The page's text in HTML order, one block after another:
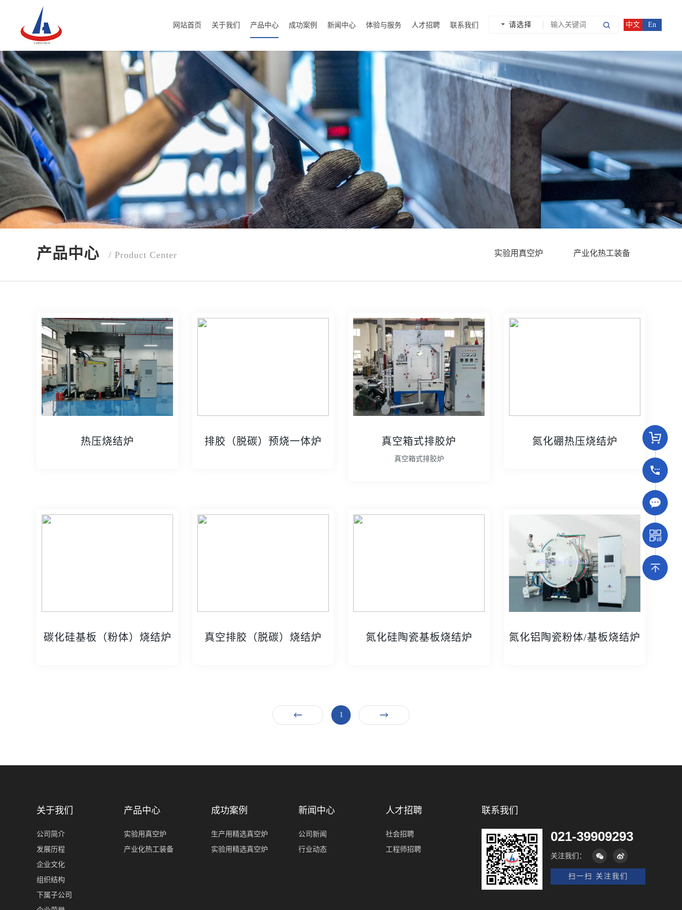
请选择 中文 En
网站首页 关于我们 产品中心 成功案例 新闻中心 体验与服务 人才招聘 联系我们
产品中心 / Product Center 实验用真空炉 产业化热工装备
热压烧结炉 排胶（脱碳）预烧一体炉 真空箱式排胶炉
真空箱式排胶炉
氮化硼热压烧结炉
碳化硅基板（粉体）烧结炉 真空排胶（脱碳）烧结炉 氮化硅陶瓷基板烧结炉 氮化铝陶瓷粉体/基板烧结炉
1
关于我们
公司简介
发展历程
企业文化
组织结构
下属子公司
产品中心
实验用真空炉
产业化热工装备
成功案例
生产用精选真空炉
实验用精选真空炉
新闻中心
公司新闻
行业动态
人才招聘
社会招聘
工程师招聘
联系我们
021-39909293
关注我们：
扫一扫 关注我们